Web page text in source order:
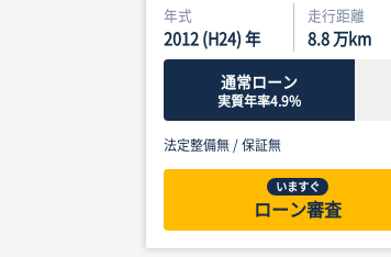
年式
2012 (H24) 年
走行距離
8.8万km
通常ローン
実質年率4.9%
法定整備無 /保証無
いますぐ
ローン審査